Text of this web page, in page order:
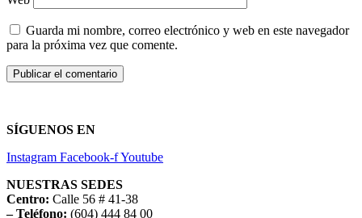
Guarda mi nombre, correo electrónico y web en este navegador
para la próxima vez que comente.
SÍGUENOS EN
Instagram Facebook-fYoutube
NUESTRAS SEDES
Centro: Calle 56 # 41-38
– Teléfono: (604) 444 84 00